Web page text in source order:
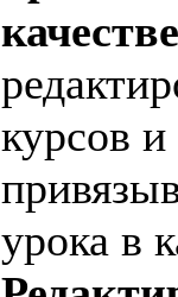
курсов
урока в